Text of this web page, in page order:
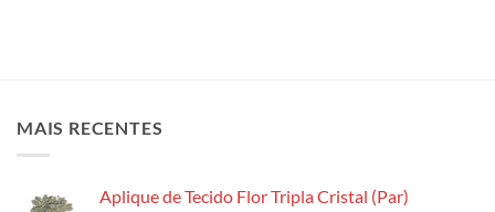
MAIS RECENTES
Aplique de Tecido Flor Tripla Cristal (Par)